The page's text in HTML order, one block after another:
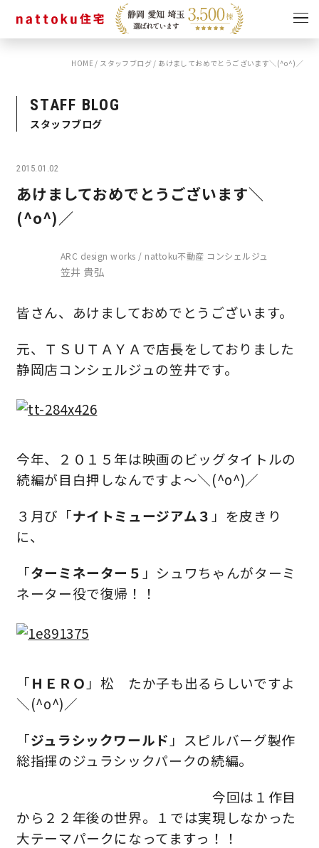
イベント
ショールーム
スタッフブログ
営業時間／10:00～20:00 定休日／年末年始
nattoku住宅 10のこだわり
理想の暮らしを引き出すデザイン力
家具まで標準仕様の空間コーディネート
身体に優しい自然素材の家
耐震等級3 & 許容応力度計算 全棟標準
徹底したコストダウンの追求
HOME/ スタッフブログ/ あけましておめでとうございます＼(^o^)／
STAFF BLOG
スタッフブログ
2015.01.02
あけましておめでとうございます＼
(^o^)／
ARC design works / nattoku不動産 コンシェルジュ
笠井 貴弘
皆さん、あけましておめでとうございます。
元、ＴＳＵＴＡＹＡで店長をしておりました
静岡店コンシェルジュの笠井です。
今年、２０１５年は映画のビッグタイトルの
続編が目白押しなんですよ～＼(^o^)／
３月び「ナイトミュージアム３ 」を皮きり
に、
「ターミネーター５ 」シュワちゃんがターミ
ネーター役で復帰！！
「ＨＥＲＯ 」松 たか子も出るらしいですよ
＼(^o^)／
「ジュラシックワールド 」スピルバーグ製作
総指揮のジュラシックパークの続編。
今回は１作目
から２２年後の世界。１では実現しなかった
大テーマパークになってますっ！！